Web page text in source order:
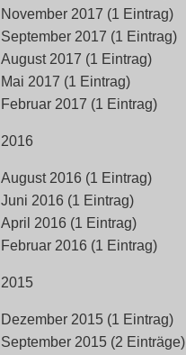
November 2017 (1 Eintrag)
September 2017 (1 Eintrag)
August 2017 (1 Eintrag)
Mai 2017 (1 Eintrag)
Februar 2017 (1 Eintrag)
2016
August 2016 (1 Eintrag)
Juni 2016 (1 Eintrag)
April 2016 (1 Eintrag)
Februar 2016 (1 Eintrag)
2015
Dezember 2015 (1 Eintrag)
September 2015 (2 Einträge)